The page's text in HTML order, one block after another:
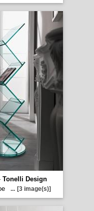
Tonelli Design
... [3 image(s)]